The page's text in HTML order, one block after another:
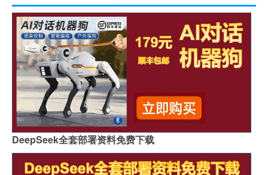
DeepSeek全套部署资料免费下载